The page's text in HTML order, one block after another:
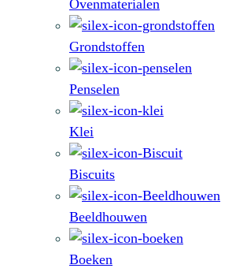
Ovenmaterialen
Grondstoffen
Penselen
Klei
Biscuits
Beeldhouwen
Boeken